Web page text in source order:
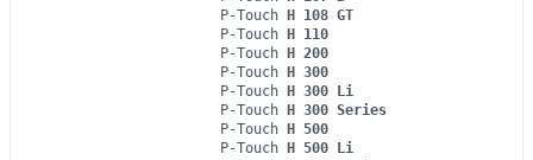
P-Touch H 108 GT
P-Touch H 110
P-Touch H 200
P-Touch H 300
P-Touch H 300 Li
P-Touch H 300 Series
P-Touch H 500
P-Touch H 500 Li